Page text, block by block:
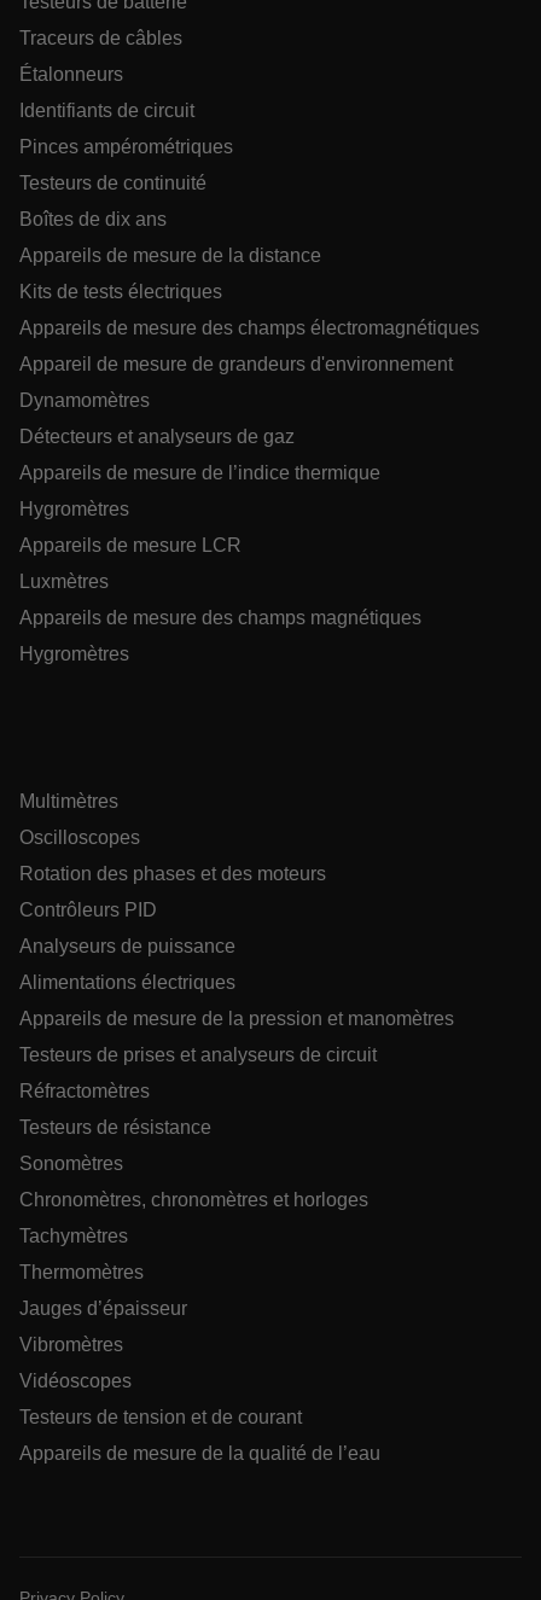
Traceurs de câbles
Étalonneurs
Identifiants de circuit
Pinces ampérométriques
Testeurs de continuité
Boîtes de dix ans
Appareils de mesure de la distance
Kits de tests électriques
Appareils de mesure des champs électromagnétiques
Appareil de mesure de grandeurs d'environnement
Dynamomètres
Détecteurs et analyseurs de gaz
Appareils de mesure de l’indice thermique
Hygromètres
Appareils de mesure LCR
Luxmètres
Appareils de mesure des champs magnétiques
Hygromètres
Multimètres
Oscilloscopes
Rotation des phases et des moteurs
Contrôleurs PID
Analyseurs de puissance
Alimentations électriques
Appareils de mesure de la pression et manomètres
Testeurs de prises et analyseurs de circuit
Réfractomètres
Testeurs de résistance
Sonomètres
Chronomètres, chronomètres et horloges
Tachymètres
Thermomètres
Jauges d’épaisseur
Vibromètres
Vidéoscopes
Testeurs de tension et de courant
Appareils de mesure de la qualité de l’eau
Strictement nécessaires
Ciblage
Les cookies strictement nécessaires habilitent des
connexion des utilisateurs et la gestion des
comptes. Le site Web ne peut pas être utilisé
correctement sans les cookies strictement
nécessaires.
Nom
cart_products_oids
cart_products_skus
cashrun_session_id
x-ms-cpim-cache|[-
__epiXSRF
OpenIdConnect.nonce.
{1-60}
tdflang
tdfdomain